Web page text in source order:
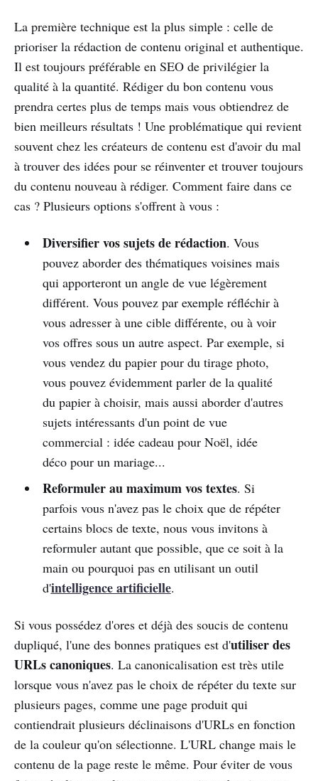
La première technique est la plus simple : celle de
prioriser la rédaction de contenu original et authentique.
Il est toujours préférable en SEO de privilégier la
qualité à la quantité. Rédiger du bon contenu vous
prendra certes plus de temps mais vous obtiendrez de
bien meilleurs résultats ! Une problématique qui revient
souvent chez les créateurs de contenu est d'avoir du mal
à trouver des idées pour se réinventer et trouver toujours
du contenu nouveau à rédiger. Comment faire dans ce
cas ? Plusieurs options s'offrent à vous :
Diversifier vos sujets de rédaction. Vous
pouvez aborder des thématiques voisines mais
qui apporteront un angle de vue légèrement
différent. Vous pouvez par exemple réfléchir à
vous adresser à une cible différente, ou à voir
vos offres sous un autre aspect. Par exemple, si
vous vendez du papier pour du tirage photo,
vous pouvez évidemment parler de la qualité
du papier à choisir, mais aussi aborder d'autres
sujets intéressants d'un point de vue
commercial : idée cadeau pour Noël, idée
déco pour un mariage...
Reformuler au maximum vos textes. Si
parfois vous n'avez pas le choix que de répéter
certains blocs de texte, nous vous invitons à
reformuler autant que possible, que ce soit à la
main ou pourquoi pas en utilisant un outil
d'intelligence artificielle.
Si vous possédez d'ores et déjà des soucis de contenu
dupliqué, l'une des bonnes pratiques est d'utiliser des
URLs canoniques. La canonicalisation est très utile
lorsque vous n'avez pas le choix de répéter du texte sur
plusieurs pages, comme une page produit qui
contiendrait plusieurs déclinaisons d'URLs en fonction
de la couleur qu'on sélectionne. L'URL change mais le
contenu de la page reste le même. Pour éviter de vous